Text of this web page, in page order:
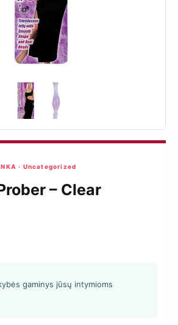
· Uncategorized
– Clear
gaminys jūsų intymioms